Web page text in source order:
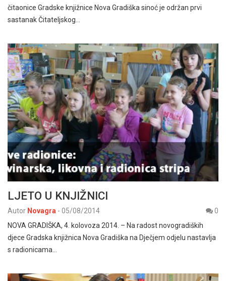
čitaonice Gradske knjižnice Nova Gradiška sinoć je održan prvi
sastanak Čitateljskog…
LJETO U KNJIŽNICI
Autor Novagra - 05/08/2014
0
NOVA GRADIŠKA, 4. kolovoza 2014. – Na radost novogradiških
djece Gradska knjižnica Nova Gradiška na Dječjem odjelu nastavlja
s radionicama…